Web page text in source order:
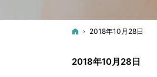
ホーム
2018年10月28日
2018年10月28日